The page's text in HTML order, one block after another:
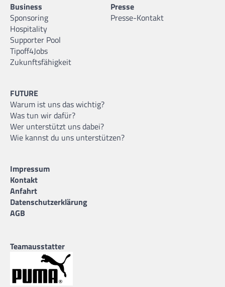
Business
Sponsoring
Hospitality
Supporter Pool
Tipoff4Jobs
Zukunftsfähigkeit
Presse
Presse-Kontakt
FUTURE
Warum ist uns das wichtig?
Was tun wir dafür?
Wer unterstützt uns dabei?
Wie kannst du uns unterstützen?
Impressum
Kontakt
Anfahrt
Datenschutzerklärung
AGB
Teamausstatter